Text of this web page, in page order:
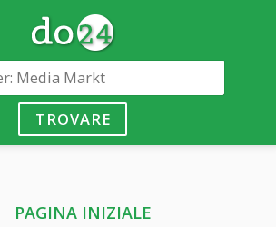
TROVARE
PAGINA INIZIALE